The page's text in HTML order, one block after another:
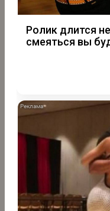
Ролик длится
смеяться вы